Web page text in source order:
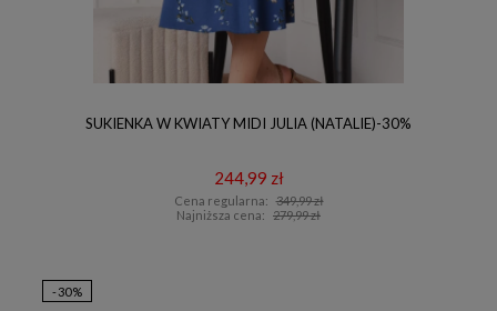
SUKIENKA W KWIATY MIDI JULIA (NATALIE)-30%
244,99 zł
Cena regularna: 349,99 zł
Najniższa cena:
279,99 zł
-30%